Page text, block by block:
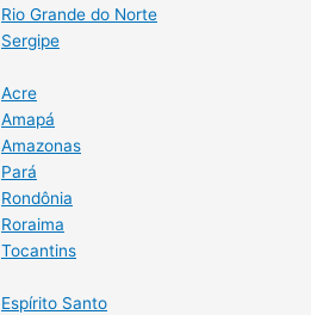
Rio Grande do Norte
Sergipe
Acre
Amapá
Amazonas
Pará
Rondônia
Roraima
Tocantins
Espírito Santo